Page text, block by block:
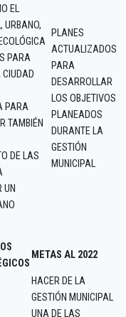
EL
URBANO,
PARA
PARA
TAMBIÉN
DE LAS
UN
PLANES
ACTUALIZADOS
PARA
DESARROLLAR
LOS OBJETIVOS
PLANEADOS
DURANTE LA
GESTIÓN
MUNICIPAL
METAS AL 2022
HACER DE LA
GESTIÓN MUNICIPAL
UNA DE LAS